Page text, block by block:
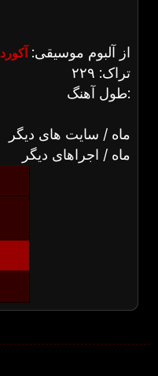
از آلبوم موسیقی: آکورد
تراک: ۲۲۹
طول آهنگ:
ماه / سایت های دیگر
ماه / اجراهای دیگر